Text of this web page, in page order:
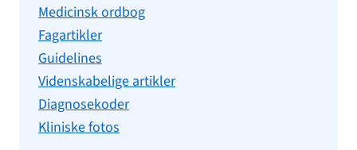
Medicinsk ordbog
Fagartikler
Guidelines
Videnskabelige artikler
Diagnosekoder
Kliniske fotos